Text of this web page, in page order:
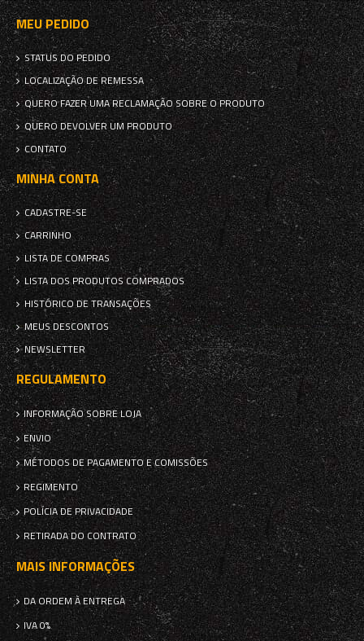
MEU PEDIDO
STATUS DO PEDIDO
LOCALIZAÇÃO DE REMESSA
QUERO FAZER UMA RECLAMAÇÃO SOBRE O PRODUTO
QUERO DEVOLVER UM PRODUTO
CONTATO
MINHA CONTA
CADASTRE-SE
CARRINHO
LISTA DE COMPRAS
LISTA DOS PRODUTOS COMPRADOS
HISTÓRICO DE TRANSAÇÕES
MEUS DESCONTOS
NEWSLETTER
REGULAMENTO
INFORMAÇÃO SOBRE LOJA
ENVIO
MÉTODOS DE PAGAMENTO E COMISSÕES
REGIMENTO
POLÍCIA DE PRIVACIDADE
RETIRADA DO CONTRATO
MAIS INFORMAÇÕES
DA ORDEM À ENTREGA
IVA 0%